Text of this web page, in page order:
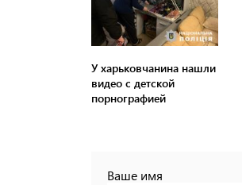
У харьковчанина нашли
видео с детской
порнографией
Ваше имя